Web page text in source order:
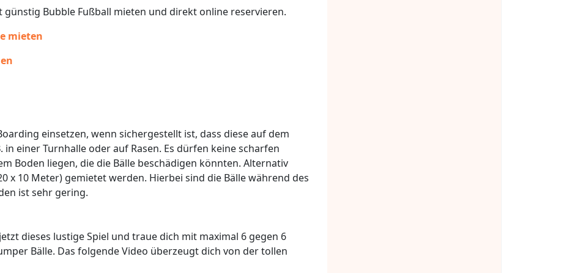
günstig Bubble Fußball mieten und direkt online reservieren.
mieten
einsetzen, wenn sichergestellt ist, dass diese auf dem
einer Turnhalle oder auf Rasen. Es dürfen keine scharfen
Boden liegen, die die Bälle beschädigen könnten. Alternativ
x 10 Meter) gemietet werden. Hierbei sind die Bälle während des
ist sehr gering.
dieses lustige Spiel und traue dich mit maximal 6 gegen 6
Bälle. Das folgende Video überzeugt dich von der tollen